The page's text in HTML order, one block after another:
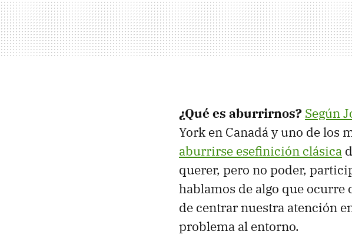
¿Qué es aburrirnos? Según
York en Canadá y uno de los
aburrirse esefinición clásica
querer, pero no poder,
hablamos de algo que ocurre
de centrar nuestra atención
problema al entorno.